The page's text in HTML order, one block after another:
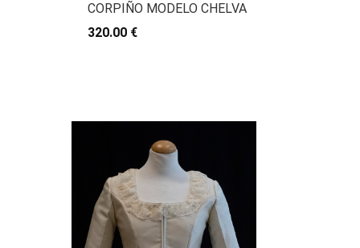
CORPIÑO MODELO CHELVA
320.00 €